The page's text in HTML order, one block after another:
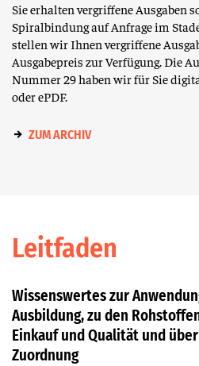
Sie erhalten vergriffene Ausgaben
Spiralbindung auf Anfrage im
stellen wir Ihnen vergriffene
Ausgabepreis zur Verfügung. Die
Nummer 29 haben wir für Sie
oder ePDF.
ZUM ARCHIV
Leitfaden
Wissenswertes zur
Ausbildung, zu den
Einkauf und Qualität und
Zuordnung